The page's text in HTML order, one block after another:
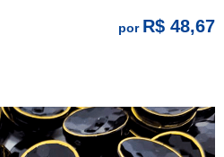
por R$ 48,67